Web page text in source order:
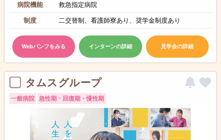
病院機能 救急指定病院
制度 二交替制、看護師寮あり、奨学金制度あり
Webパンフをみる インターンの詳細 見学会の詳細
タムスグループ
一般病院 急性期・回復期・慢性期